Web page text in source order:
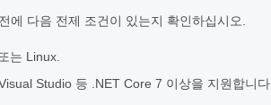
에 다음 전제 조건이 있는지 확인하십시오.
는 Linux.
Studio 등 .NET Core 7 이상을 지원합니다.